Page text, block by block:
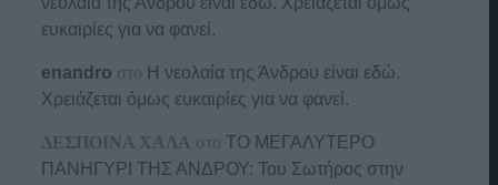
ευκαιρίες για να φανεί.
enandro στο Η νεολαία της Άνδρου είναι εδώ.
Χρειάζεται όμως ευκαιρίες για να φανεί.
ΔΕΣΠΟΙΝΑ ΧΑΛΑ στοΤΟ ΜΕΓΑΛΥΤΕΡΟ
ΠΑΝΗΓΥΡΙ ΤΗΣ ΑΝΔΡΟΥ: Του Σωτήρος στην